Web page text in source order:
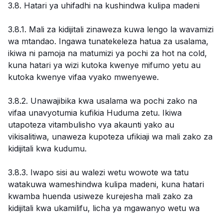
3.8. Hatari ya uhifadhi na kushindwa kulipa madeni
3.8.1. Mali za kidijitali zinaweza kuwa lengo la wavamizi
wa mtandao. Ingawa tunatekeleza hatua za usalama,
ikiwa ni pamoja na matumizi ya pochi za hot na cold,
kuna hatari ya wizi kutoka kwenye mifumo yetu au
kutoka kwenye vifaa vyako mwenyewe.
3.8.2. Unawajibika kwa usalama wa pochi zako na
vifaa unavyotumia kufikia Huduma zetu. Ikiwa
utapoteza vitambulisho vya akaunti yako au
vikisalitiwa, unaweza kupoteza ufikiaji wa mali zako za
kidijitali kwa kudumu.
3.8.3. Iwapo sisi au walezi wetu wowote wa tatu
watakuwa wameshindwa kulipa madeni, kuna hatari
kwamba huenda usiweze kurejesha mali zako za
kidijitali kwa ukamilifu, licha ya mgawanyo wetu wa